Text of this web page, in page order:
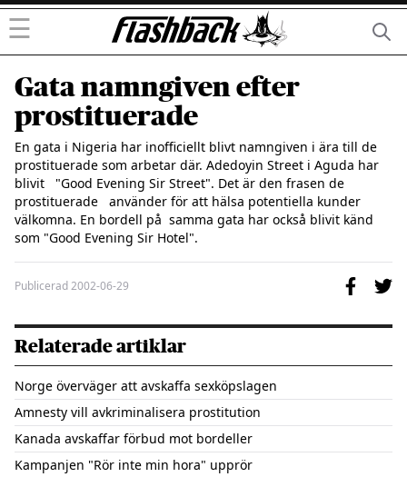
☰
Gata namngiven efter
prostituerade
En gata i Nigeria har inofficiellt blivt namngiven i ära till de
prostituerade som arbetar där. Adedoyin Street i Aguda har
blivit   "Good Evening Sir Street". Det är den frasen de
prostituerade   använder för att hälsa potentiella kunder
välkomna. En bordell på  samma gata har också blivit känd
som "Good Evening Sir Hotel".
Publicerad2002-06-29
Relaterade artiklar
Norge överväger att avskaffa sexköpslagen
Amnesty vill avkriminalisera prostitution
Kanada avskaffar förbud mot bordeller
Kampanjen "Rör inte min hora" upprör